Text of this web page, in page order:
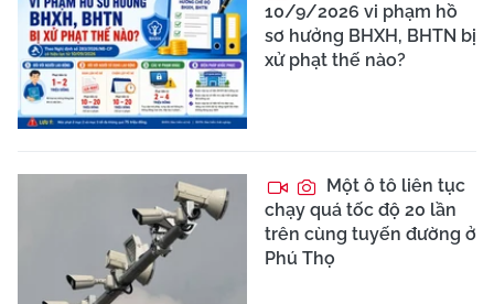
10/9/2026 vi phạm hồ
sơ hưởng BHXH, BHTN bị
xử phạt thế nào?
Một ô tô liên tục
chạy quá tốc độ 20 lần
trên cùng tuyến đường ở
Phú Thọ